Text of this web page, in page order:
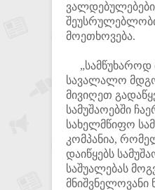
მოეთხოვება.
„სამწუხაროდ
სავალალო
მივიღეთ
სამუშაოებში
სახელმწიფო
კომპანია,
დაიწყებს
საშუალებას
მნიშვნელოვანი